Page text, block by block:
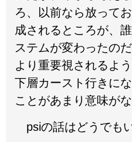
ろ、以前なら放って
成されるところが、
ステムが変わったの
より重要視されるよ
下層カースト行きに
ことがあまり意味が
psiの話はどうでもい